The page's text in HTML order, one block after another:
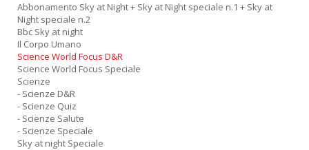
Abbonamento Sky at Night + Sky at Night speciale n.1 + Sky at
Night speciale n.2
Bbc Sky at night
Il Corpo Umano
Science World Focus D&R
Science World Focus Speciale
Scienze
- Scienze D&R
- Scienze Quiz
- Scienze Salute
- Scienze Speciale
Sky at night Speciale